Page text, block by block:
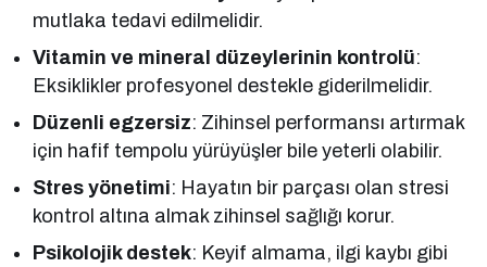
mutlaka tedavi edilmelidir.
Vitamin ve mineral düzeylerinin kontrolü:
Eksiklikler profesyonel destekle giderilmelidir.
Düzenli egzersiz: Zihinsel performansı artırmak
için hafif tempolu yürüyüşler bile yeterli olabilir.
Stres yönetimi: Hayatın bir parçası olan stresi
kontrol altına almak zihinsel sağlığı korur.
Psikolojik destek: Keyif almama, ilgi kaybı gibi